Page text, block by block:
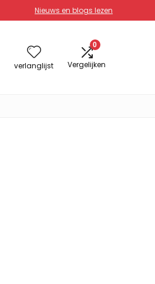
Nieuws en blogs lezen
verlanglijst
0
Vergelijken